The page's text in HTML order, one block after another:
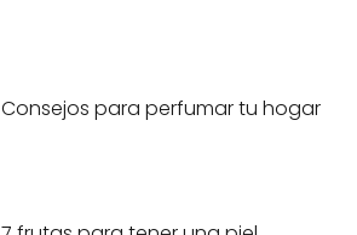
Consejos para perfumar tu hogar